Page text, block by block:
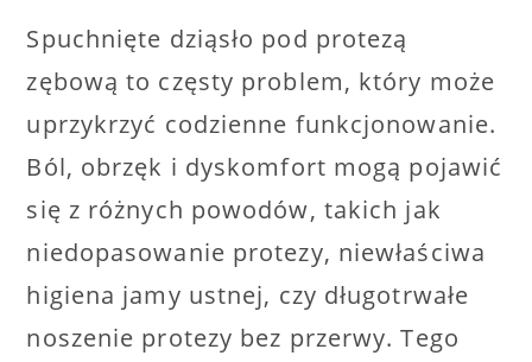
Spuchnięte dziąsło pod protezą
zębową to częsty problem, który może
uprzykrzyć codzienne funkcjonowanie.
Ból, obrzęk i dyskomfort mogą pojawić
się z różnych powodów, takich jak
niedopasowanie protezy, niewłaściwa
higiena jamy ustnej, czy długotrwałe
noszenie protezy bez przerwy. Tego